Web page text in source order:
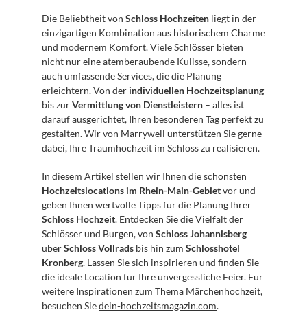
Die Beliebtheit von Schloss Hochzeiten liegt in der
einzigartigen Kombination aus historischem Charme
und modernem Komfort. Viele Schlösser bieten
nicht nur eine atemberaubende Kulisse, sondern
auch umfassende Services, die die Planung
erleichtern. Von der individuellen Hochzeitsplanung
bis zur Vermittlung von Dienstleistern – alles ist
darauf ausgerichtet, Ihren besonderen Tag perfekt zu
gestalten. Wir von Marrywell unterstützen Sie gerne
dabei, Ihre Traumhochzeit im Schloss zu realisieren.
Hochzeitslocations im Rhein-Main-Gebiet vor und
Schloss Hochzeit. Entdecken Sie die Vielfalt der
Schlösser und Burgen, von Schloss Johannisberg
über Schloss Vollrads bis hin zum Schlosshotel
Kronberg. Lassen Sie sich inspirieren und finden Sie
die ideale Location für Ihre unvergessliche Feier. Für
weitere Inspirationen zum Thema Märchenhochzeit,
besuchen Sie dein-hochzeitsmagazin.com.